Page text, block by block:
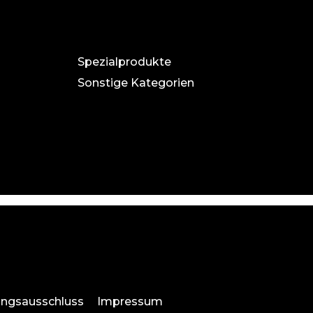
Spezialprodukte
Sonstige Kategorien
Impressum